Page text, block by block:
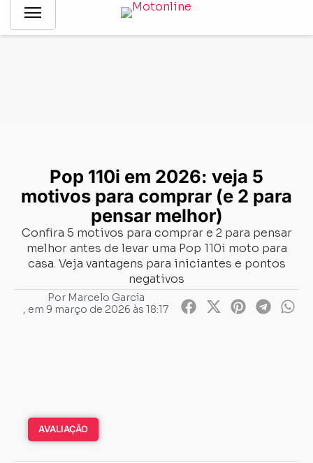
menu
Notícias
Pop 110i em 2026: veja 5 motivos para
Pop 110i em 2026: veja 5
motivos para comprar (e 2 para
pensar melhor)
Confira 5 motivos para comprar e 2 para pensar
melhor antes de levar uma Pop 110i moto para
casa. Veja vantagens para iniciantes e pontos
negativos
PorMarcelo Garcia
, em 9 março de 2026 às 18:17
AVALIAÇÃO